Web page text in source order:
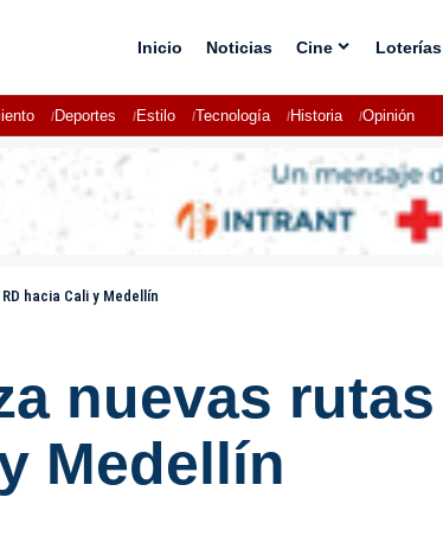
Inicio Noticias Cine Loterías
Deportes Estilo Tecnología Historia Opinión
hacia Cali y Medellín
nuevas
Medellín